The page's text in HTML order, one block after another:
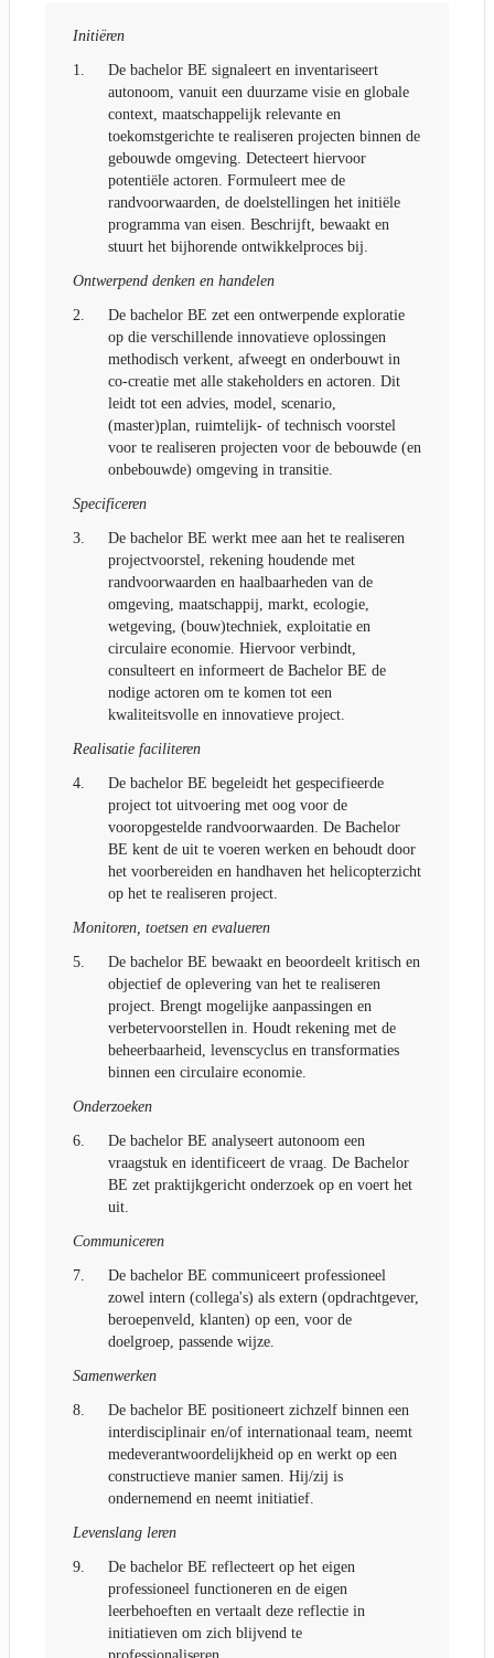
Initiëren
1.
De bachelor BE signaleert en inventariseert
autonoom, vanuit een duurzame visie en globale
context, maatschappelijk relevante en
toekomstgerichte te realiseren projecten binnen de
gebouwde omgeving. Detecteert hiervoor
potentiële actoren. Formuleert mee de
randvoorwaarden, de doelstellingen het initiële
programma van eisen. Beschrijft, bewaakt en
stuurt het bijhorende ontwikkelproces bij.
Ontwerpend denken en handelen
2.
De bachelor BE zet een ontwerpende exploratie
op die verschillende innovatieve oplossingen
methodisch verkent, afweegt en onderbouwt in
co-creatie met alle stakeholders en actoren. Dit
leidt tot een advies, model, scenario,
(master)plan, ruimtelijk- of technisch voorstel
voor te realiseren projecten voor de bebouwde (en
onbebouwde) omgeving in transitie.
Specificeren
3.
De bachelor BE werkt mee aan het te realiseren
projectvoorstel, rekening houdende met
randvoorwaarden en haalbaarheden van de
omgeving, maatschappij, markt, ecologie,
wetgeving, (bouw)techniek, exploitatie en
circulaire economie. Hiervoor verbindt,
consulteert en informeert de Bachelor BE de
nodige actoren om te komen tot een
kwaliteitsvolle en innovatieve project.
Realisatie faciliteren
4.
De bachelor BE begeleidt het gespecifieerde
project tot uitvoering met oog voor de
vooropgestelde randvoorwaarden. De Bachelor
BE kent de uit te voeren werken en behoudt door
het voorbereiden en handhaven het helicopterzicht
op het te realiseren project.
Monitoren, toetsen en evalueren
5.
De bachelor BE bewaakt en beoordeelt kritisch en
objectief de oplevering van het te realiseren
project. Brengt mogelijke aanpassingen en
verbetervoorstellen in. Houdt rekening met de
beheerbaarheid, levenscyclus en transformaties
binnen een circulaire economie.
Onderzoeken
6.
De bachelor BE analyseert autonoom een
vraagstuk en identificeert de vraag. De Bachelor
BE zet praktijkgericht onderzoek op en voert het
uit.
Communiceren
7.
De bachelor BE communiceert professioneel
zowel intern (collega's) als extern (opdrachtgever,
beroepenveld, klanten) op een, voor de
doelgroep, passende wijze.
Samenwerken
8.
De bachelor BE positioneert zichzelf binnen een
interdisciplinair en/of internationaal team, neemt
medeverantwoordelijkheid op en werkt op een
constructieve manier samen. Hij/zij is
ondernemend en neemt initiatief.
Levenslang leren
9.
De bachelor BE reflecteert op het eigen
professioneel functioneren en de eigen
leerbehoeften en vertaalt deze reflectie in
initiatieven om zich blijvend te